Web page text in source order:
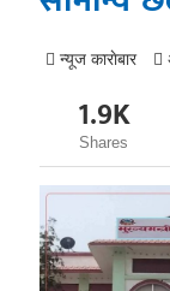
न्यूज काराेबार
1.9K
Shares